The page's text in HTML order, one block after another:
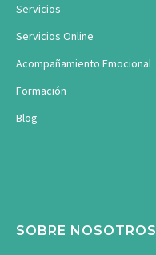
Servicios
Servicios Online
Acompañamiento Emocional
Formación
Blog
SOBRE NOSOTROS